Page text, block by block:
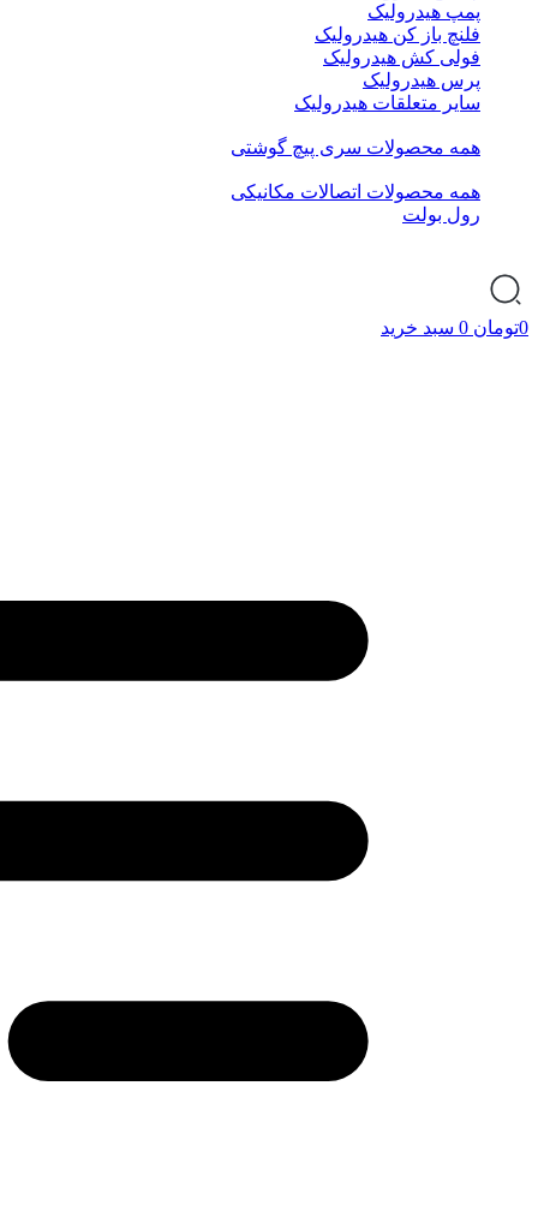
پمپ هیدرولیک
فلنچ باز کن هیدرولیک
فولی کش هیدرولیک
پرس هیدرولیک
سایر متعلقات هیدرولیک
همه محصولات سری پیچ گوشتی
همه محصولات اتصالات مکانیکی
رول بولت
0تومان 0 سبد خرید